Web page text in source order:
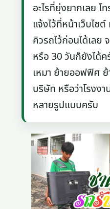
อะไรที่ยุ่งยากเลย โ
แจ้งไว้ที่หน้าเว็บไซ
คิวรถไว้ก่อนได้เลย
หรือ 30 วันก็ยังได้
เหมา ย้ายออฟฟิศ
บริษัท หรือว่าโรงง
หลายรูปแบบครับ